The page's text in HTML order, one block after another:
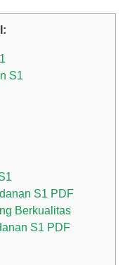
S1
S1 PDF
Berkualitas
S1 PDF